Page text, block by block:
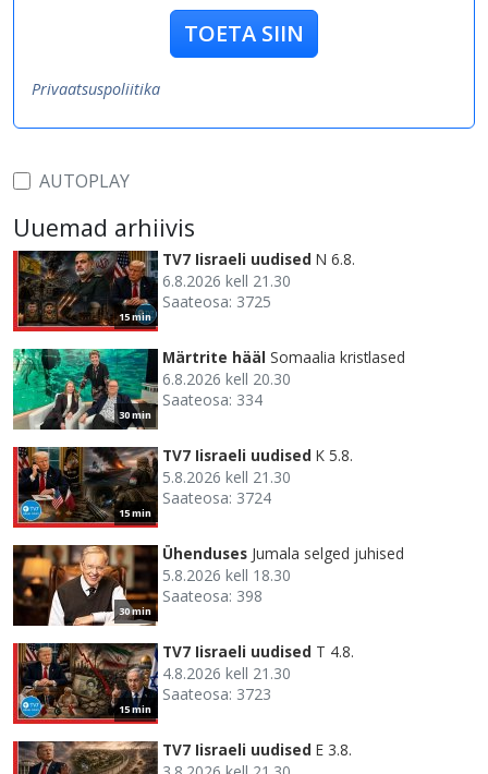
TOETA SIIN
Privaatsuspoliitika
AUTOPLAY
Uuemad arhiivis
15 min
TV7 Iisraeli uudised N 6.8.
6.8.2026 kell 21.30
Saateosa: 3725
30 min
Märtrite hääl Somaalia kristlased
6.8.2026 kell 20.30
Saateosa: 334
15 min
TV7 Iisraeli uudised K 5.8.
5.8.2026 kell 21.30
Saateosa: 3724
30 min
Ühenduses Jumala selged juhised
5.8.2026 kell 18.30
Saateosa: 398
15 min
TV7 Iisraeli uudised T 4.8.
4.8.2026 kell 21.30
Saateosa: 3723
TV7 Iisraeli uudised E 3.8.